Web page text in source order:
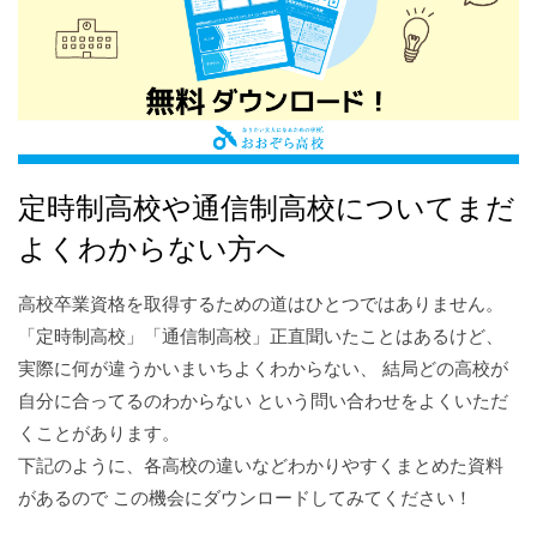
定時制高校や通信制高校についてまだ
よくわからない方へ
高校卒業資格を取得するための道はひとつではありません。
「定時制高校」「通信制高校」正直聞いたことはあるけど、
実際に何が違うかいまいちよくわからない、 結局どの高校が
自分に合ってるのわからない という問い合わせをよくいただ
くことがあります。
下記のように、各高校の違いなどわかりやすくまとめた資料
があるので この機会にダウンロードしてみてください！